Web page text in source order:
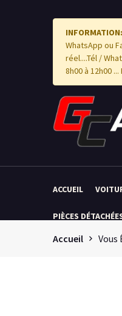
INFORMATION:
WhatsApp ou
réel....Tél /
8h00 à 12h00
ACCUEIL
PIÈCES
Accueil Vous